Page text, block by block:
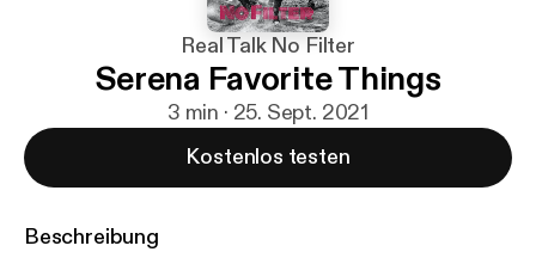
Real Talk No Filter
Serena Favorite Things
3 min · 25. Sept. 2021
Kostenlos testen
Beschreibung